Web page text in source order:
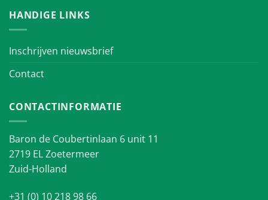
HANDIGE LINKS
Inschrijven nieuwsbrief
Contact
CONTACTINFORMATIE
Baron de Coubertinlaan 6 unit 11
2719 EL Zoetermeer
Zuid-Holland
+31 (0) 10 218 98 66